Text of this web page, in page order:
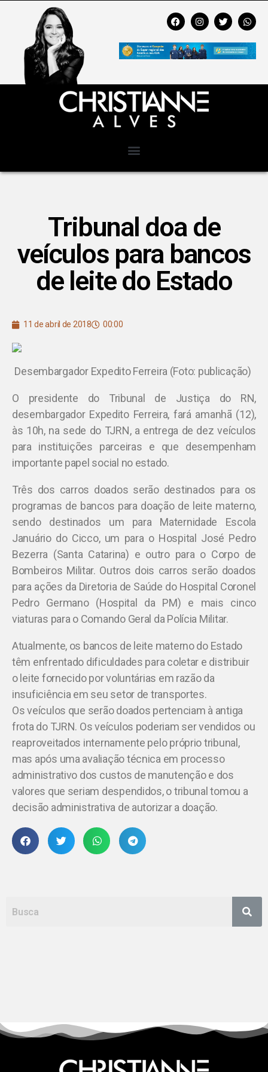
Tribunal doa de
veículos para bancos
de leite do Estado
11 de abril de 2018 00:00
Desembargador Expedito Ferreira (Foto: publicação)
O presidente do Tribunal de Justiça do RN,
desembargador Expedito Ferreira, fará amanhã (12),
às 10h, na sede do TJRN, a entrega de dez veículos
para instituições parceiras e que desempenham
importante papel social no estado.
Três dos carros doados serão destinados para os
programas de bancos para doação de leite materno,
sendo destinados um para Maternidade Escola
Januário do Cicco, um para o Hospital José Pedro
Bezerra (Santa Catarina) e outro para o Corpo de
Bombeiros Militar. Outros dois carros serão doados
para ações da Diretoria de Saúde do Hospital Coronel
Pedro Germano (Hospital da PM) e mais cinco
viaturas para o Comando Geral da Polícia Militar.
Atualmente, os bancos de leite materno do Estado
têm enfrentado dificuldades para coletar e distribuir
o leite fornecido por voluntárias em razão da
insuficiência em seu setor de transportes.
Os veículos que serão doados pertenciam à antiga
frota do TJRN. Os veículos poderiam ser vendidos ou
reaproveitados internamente pelo próprio tribunal,
mas após uma avaliação técnica em processo
administrativo dos custos de manutenção e dos
valores que seriam despendidos, o tribunal tomou a
decisão administrativa de autorizar a doação.